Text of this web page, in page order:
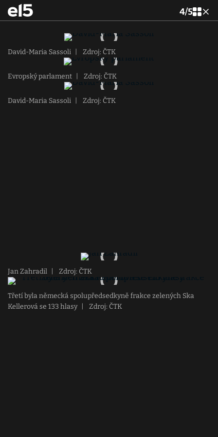
4/5
David-Maria Sassoli Zdroj: ČTK
Evropský parlament Zdroj: ČTK
David-Maria Sassoli Zdroj: ČTK
Jan Zahradil Zdroj: ČTK
Třetí byla německá spolupředsedkyně frakce zelených Ska
Kellerová se 133 hlasy
Zdroj: ČTK